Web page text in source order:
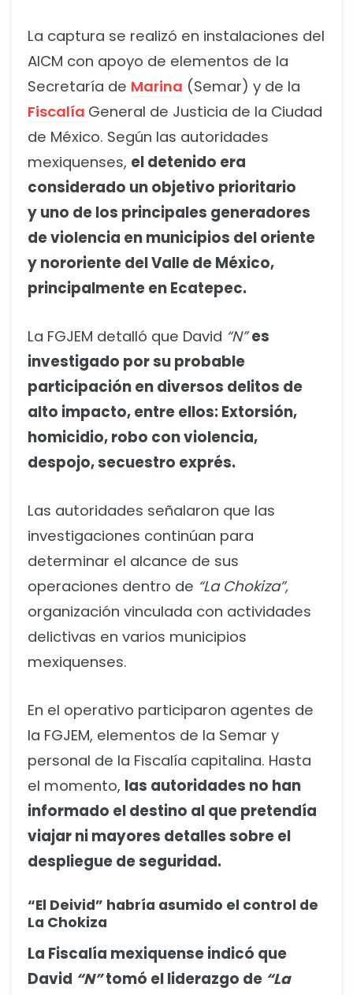
La captura se realizó en instalaciones del
AICM con apoyo de elementos de la
Secretaría de Marina (Semar) y de la
Fiscalía General de Justicia de la Ciudad
de México. Según las autoridades
mexiquenses, el detenido era
considerado un objetivo prioritario
y uno de los principales generadores
de violencia en municipios del oriente
y nororiente del Valle de México,
principalmente en Ecatepec.
La FGJEM detalló que David “N” es
investigado por su probable
participación en diversos delitos de
alto impacto, entre ellos: Extorsión,
homicidio, robo con violencia,
despojo, secuestro exprés.
Las autoridades señalaron que las
investigaciones continúan para
determinar el alcance de sus
operaciones dentro de “La Chokiza”,
organización vinculada con actividades
delictivas en varios municipios
mexiquenses.
En el operativo participaron agentes de
la FGJEM, elementos de la Semar y
personal de la Fiscalía capitalina. Hasta
el momento, las autoridades no han
informado el destino al que pretendía
viajar ni mayores detalles sobre el
despliegue de seguridad.
“El Deivid” habría asumido el control de
La Chokiza
La Fiscalía mexiquense indicó que
David “N”tomó el liderazgo de “La